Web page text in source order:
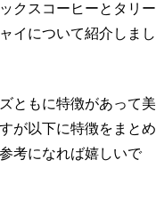
クスコーヒーとタリー
イについて紹介しまし
ともに特徴があって美
が以下に特徴をまとめ
考になれば嬉しいで